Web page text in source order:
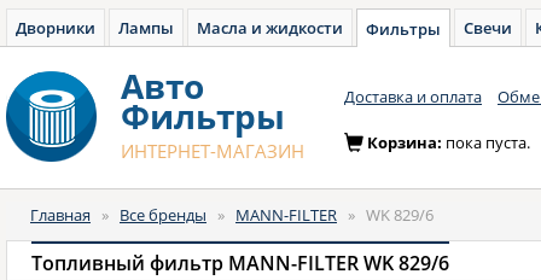
Дворники Лампы Масла и жидкости Фильтры Свечи
Авто
Фильтры
ИНТЕРНЕТ-МАГАЗИН
Доставка и оплата
Корзина: пока пуста.
Главная » Все бренды » MANN-FILTER » WK 829/6
Топливный фильтр MANN-FILTER WK 829/6